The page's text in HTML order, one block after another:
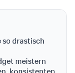
drastisch
meistern
konsistenten